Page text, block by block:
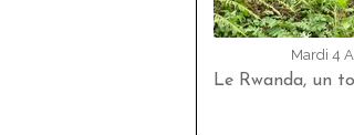
Mardi 4
Le Rwanda, un